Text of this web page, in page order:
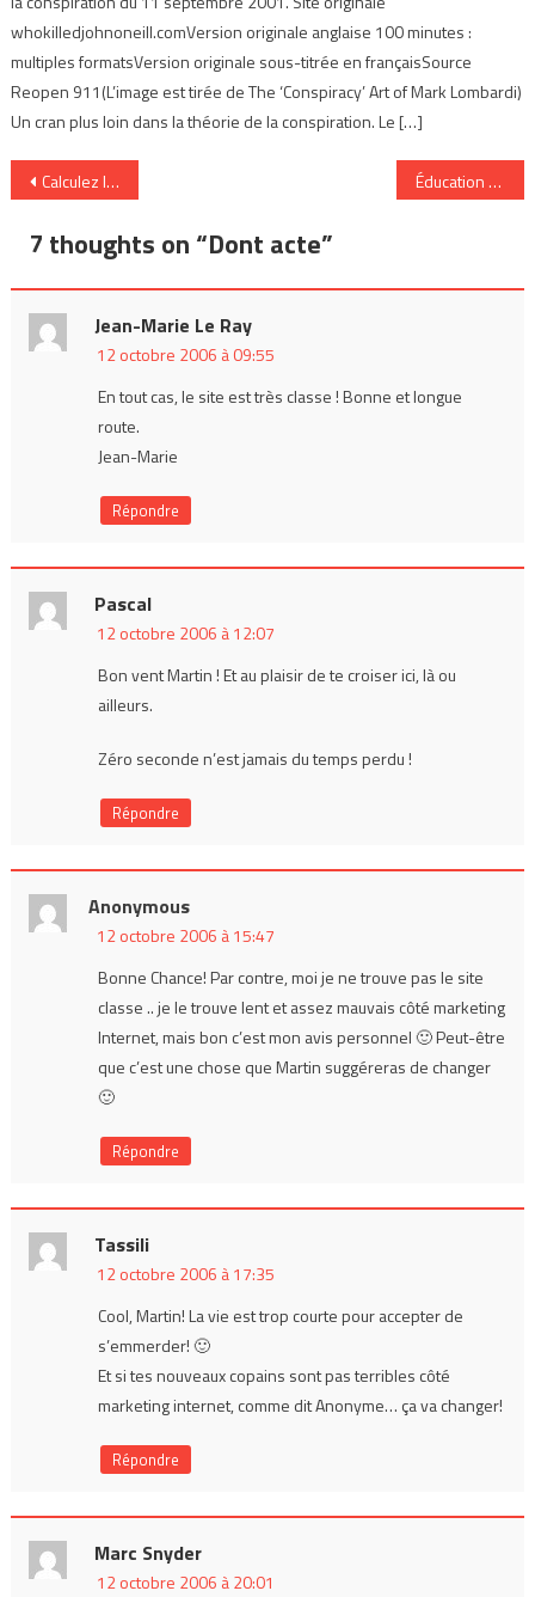
whokilledjohnoneill.comVersion originale anglaise 100 minutes :
multiples formatsVersion originale sous-titrée en françaisSource
Reopen 911(L’image est tirée de The ‘Conspiracy’ Art of Mark Lombardi)
Un cran plus loin dans la théorie de la conspiration. Le […]
Navigation
de
l’article
Calculez la rentabilité de votre blog corporatif Éducation 2.0 et les blogues
7 thoughts on “Dont acte”
Jean-Marie Le Ray
12 octobre 2006 à 09:55
En tout cas, le site est très classe ! Bonne et longue
route.
Jean-Marie
Répondre
Pascal
12 octobre 2006 à 12:07
Bon vent Martin ! Et au plaisir de te croiser ici, là ou
ailleurs.
Zéro seconde n’est jamais du temps perdu !
Répondre
Anonymous
12 octobre 2006 à 15:47
Bonne Chance! Par contre, moi je ne trouve pas le site
classe .. je le trouve lent et assez mauvais côté marketing
Internet, mais bon c’est mon avis personnel 🙂 Peut-être
que c’est une chose que Martin suggéreras de changer
🙂
Répondre
Tassili
12 octobre 2006 à 17:35
Cool, Martin! La vie est trop courte pour accepter de
s’emmerder! 🙂
Et si tes nouveaux copains sont pas terribles côté
marketing internet, comme dit Anonyme… ça va changer!
Répondre
Marc Snyder
12 octobre 2006 à 20:01